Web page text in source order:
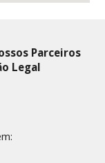
Parceiros
Legal